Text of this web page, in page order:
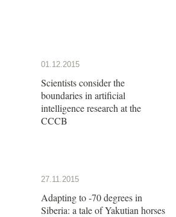
01.12.2015
Scientists consider the
boundaries in artificial
intelligence research at the
CCCB
27.11.2015
Adapting to -70 degrees in
Siberia: a tale of Yakutian horses